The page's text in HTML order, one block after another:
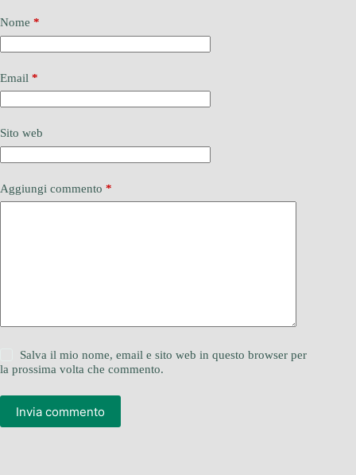
Nome *
Email *
Sito web
Aggiungi commento *
Salva il mio nome, email e sito web in questo browser per
la prossima volta che commento.
Invia commento